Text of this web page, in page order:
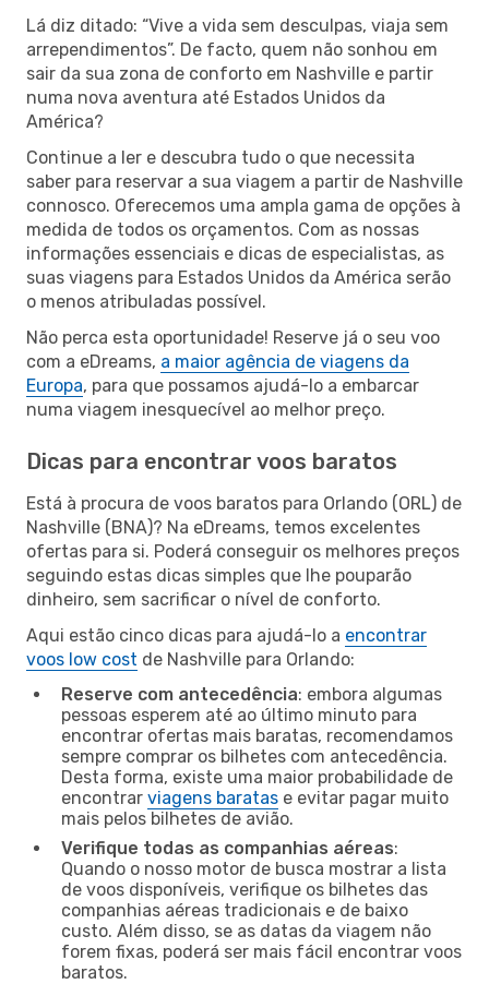
Lá diz ditado: “Vive a vida sem desculpas, viaja sem
arrependimentos”. De facto, quem não sonhou em
sair da sua zona de conforto em Nashville e partir
numa nova aventura até Estados Unidos da
América?
Continue a ler e descubra tudo o que necessita
saber para reservar a sua viagem a partir de Nashville
connosco. Oferecemos uma ampla gama de opções à
medida de todos os orçamentos. Com as nossas
informações essenciais e dicas de especialistas, as
suas viagens para Estados Unidos da América serão
o menos atribuladas possível.
Não perca esta oportunidade! Reserve já o seu voo
com a eDreams, a maior agência de viagens da
Europa, para que possamos ajudá-lo a embarcar
numa viagem inesquecível ao melhor preço.
Dicas para encontrar voos baratos
Está à procura de voos baratos para Orlando (ORL) de
Nashville (BNA)? Na eDreams, temos excelentes
ofertas para si. Poderá conseguir os melhores preços
seguindo estas dicas simples que lhe pouparão
dinheiro, sem sacrificar o nível de conforto.
Aqui estão cinco dicas para ajudá-lo a encontrar
voos low cost de Nashville para Orlando:
Reserve com antecedência: embora algumas
pessoas esperem até ao último minuto para
encontrar ofertas mais baratas, recomendamos
sempre comprar os bilhetes com antecedência.
Desta forma, existe uma maior probabilidade de
encontrar viagens baratas e evitar pagar muito
mais pelos bilhetes de avião.
Verifique todas as companhias aéreas:
Quando o nosso motor de busca mostrar a lista
de voos disponíveis, verifique os bilhetes das
companhias aéreas tradicionais e de baixo
custo. Além disso, se as datas da viagem não
forem fixas, poderá ser mais fácil encontrar voos
baratos.